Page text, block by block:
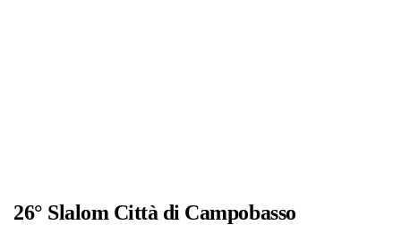
26° Slalom Città di Campobasso